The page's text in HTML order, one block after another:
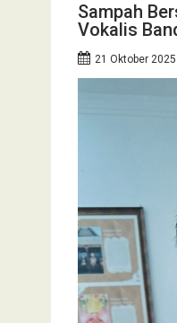
Sampah
Vokalis
21 Oktober 2025